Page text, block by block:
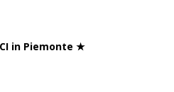
in Piemonte ★